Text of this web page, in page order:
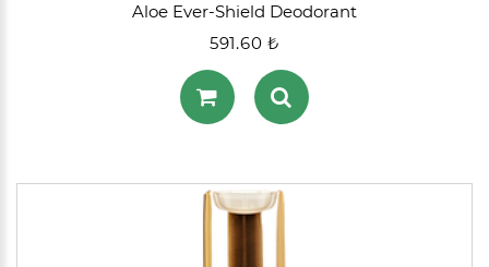
Aloe Ever-Shield Deodorant
591.60 ₺